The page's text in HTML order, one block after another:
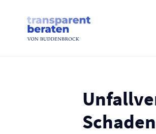
content